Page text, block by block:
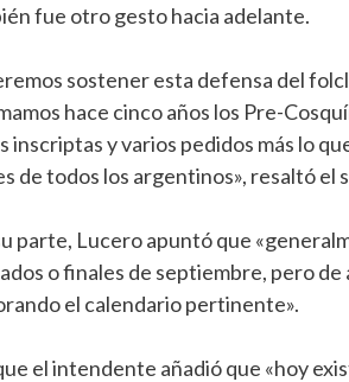
fue otro gesto hacia adelante.
sostener esta defensa del
hace cinco años los Pre-
inscriptas y varios pedidos más lo
de todos los argentinos», resaltó
parte, Lucero apuntó que
o finales de septiembre, pero
el calendario pertinente».
el intendente añadió que «hoy